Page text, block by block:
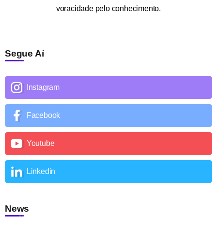
voracidade pelo conhecimento.
Segue Aí
Instagram
Facebook
Youtube
Linkedin
News